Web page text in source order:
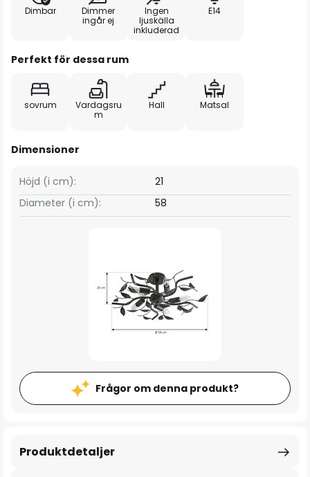
Dimbar
Dimmer
ingår ej
Ingen
ljuskälla
inkluderad
E14
Perfekt för dessa rum
sovrum
Vardagsru
m
Hall Matsal
Dimensioner
Höjd (i cm):
21
Diameter (i cm):
58
Frågor om denna produkt?
Produktdetaljer